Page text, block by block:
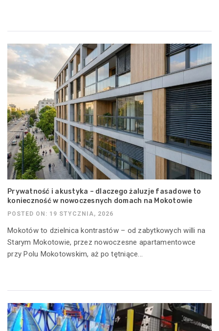
Prywatność i akustyka – dlaczego żaluzje fasadowe to
konieczność w nowoczesnych domach na Mokotowie
POSTED ON: 19 STYCZNIA, 2026
Mokotów to dzielnica kontrastów – od zabytkowych willi na
Starym Mokotowie, przez nowoczesne apartamentowce
przy Polu Mokotowskim, aż po tętniące...